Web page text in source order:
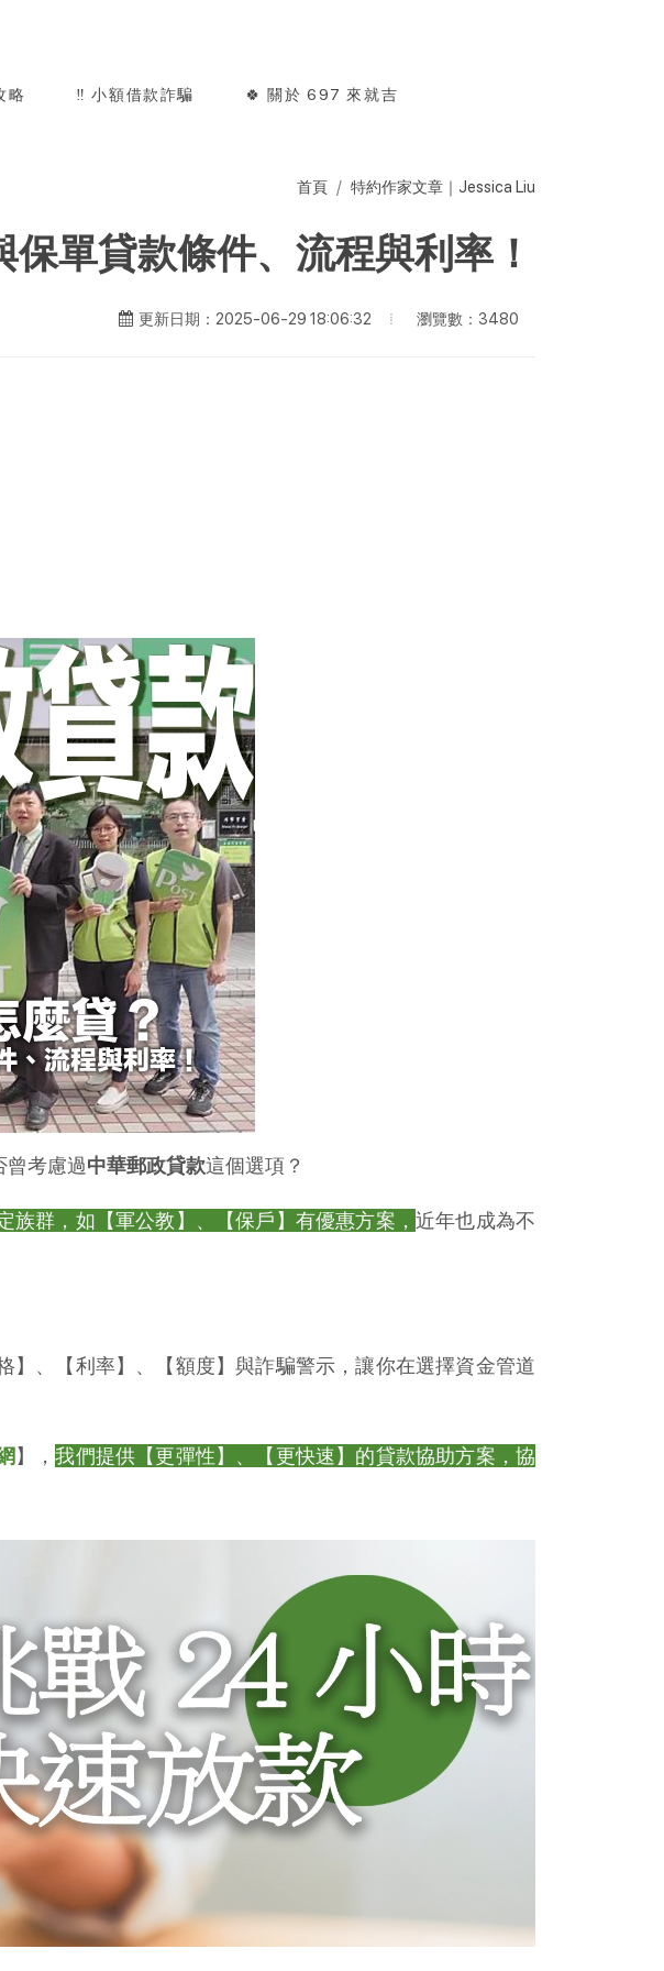
略 ‼️ 小額借款詐騙 🍀 關於 697 來就吉
首頁 特約作家文章｜Jessica Liu
單貸款條件、流程與利率！
更新日期：2025-06-29 18:06:32 瀏覽數：3480
曾考慮過中華郵政貸款這個選項？
族群，如【軍公教】、【保戶】有優惠方案，近年也成為不
】、【利率】、【額度】與詐騙警示，讓你在選擇資金管道
】，我們提供【更彈性】、【更快速】的貸款協助方案，協